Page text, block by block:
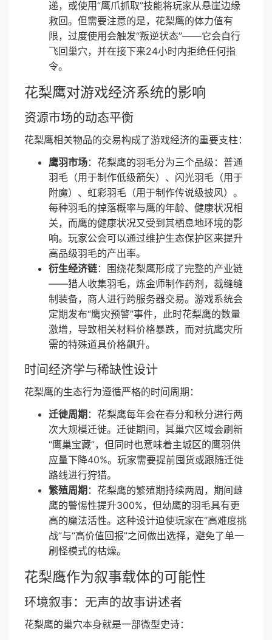
递，或使用“鹰爪抓取”技能将玩家从悬崖边缘
救回。但需要注意的是，花梨鹰的体力值有
限，过度使用会触发“叛逆状态”——它会自行
飞回巢穴，并在接下来24小时内拒绝任何指
令。
花梨鹰对游戏经济系统的影响
资源市场的动态平衡
花梨鹰相关物品的交易构成了游戏经济的重要支柱：
鹰羽市场：花梨鹰的羽毛分为三个品级：普通
羽毛（用于制作低级箭矢）、闪光羽毛（用于
附魔）、虹彩羽毛（用于制作传说级披风）。
每种羽毛的掉落概率与鹰的年龄、健康状况相
关，而鹰的健康状况又受到其栖息地环境的影
响。玩家公会可以通过维护生态保护区来提升
高品级羽毛的产出率。
衍生经济链：围绕花梨鹰形成了完整的产业链
——猎人收集羽毛，炼金师制作药剂，裁缝缝
制装备，商人进行跨服务器交易。游戏系统会
定期发布“鹰灾预警”事件，此时花梨鹰的数量
激增，导致相关材料价格暴跌，而对抗鹰灾所
需的特殊道具价格飙升。
时间经济学与稀缺性设计
花梨鹰的生态行为遵循严格的时间周期：
迁徙周期 ：花梨鹰每年会在春分和秋分进行两
次大规模迁徙。迁徙期间，其巢穴区域会刷新
“鹰巢宝藏”，但同时也意味着主城区的鹰羽供
应量下降40%。玩家需要提前囤货或跟随迁徙
路线进行狩猎。
繁殖周期 ：花梨鹰的繁殖期持续两周，期间雌
鹰的警惕性提升300%，但幼鹰的羽毛具有更
高的魔法活性。这种设计迫使玩家在“高难度挑
战”与“高价值回报”之间做出选择，避免了单一
刷怪模式的枯燥。
花梨鹰作为叙事载体的可能性
环境叙事：无声的故事讲述者
花梨鹰的巢穴本身就是一部微型史诗：